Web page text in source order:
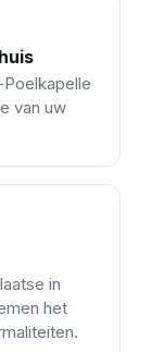
van uw
in
het